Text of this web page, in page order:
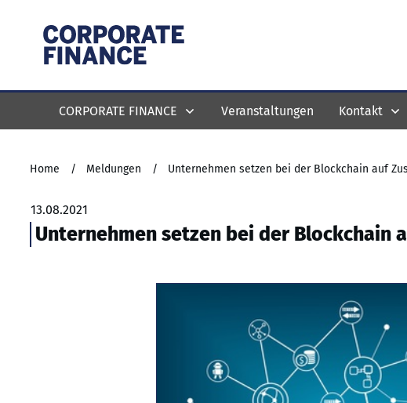
CORPORATE FINANCE Veranstaltungen Kontakt
Home / Meldungen / Unternehmen setzen bei der Blockchain auf
13.08.2021
Unternehmen setzen bei der Blockchain